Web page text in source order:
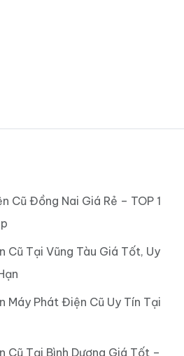
Cũ Đồng Nai Giá Rẻ – TOP 1
Cũ Tại Vũng Tàu Giá Tốt, Uy
Máy Phát Điện Cũ Uy Tín Tại
Cũ Tại Bình Dương Giá Tốt –